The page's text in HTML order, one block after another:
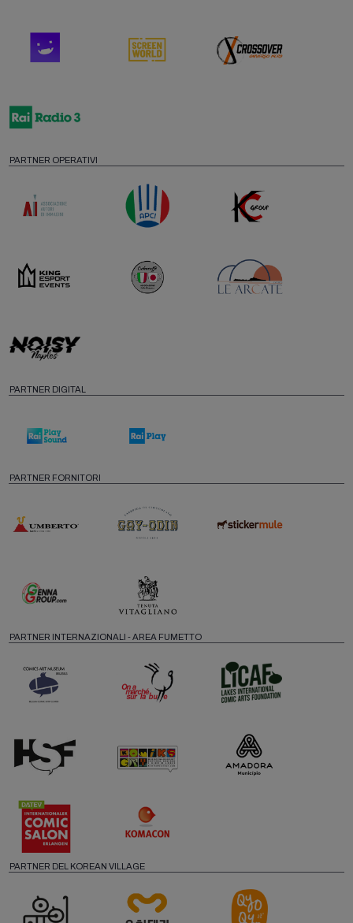
PARTNER OPERATIVI
PARTNER DIGITAL
PARTNER FORNITORI
PARTNER INTERNAZIONALI - AREA FUMETTO
PARTNER DEL KOREAN VILLAGE